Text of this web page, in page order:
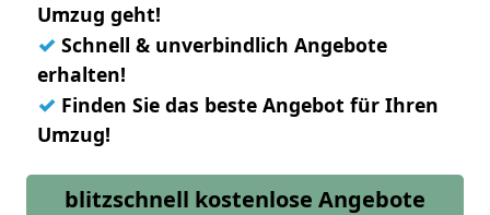
Umzug geht!
✓ Schnell & unverbindlich Angebote
erhalten!
✓ Finden Sie das beste Angebot für Ihren
Umzug!
blitzschnell kostenlose Angebote